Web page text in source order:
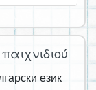
език